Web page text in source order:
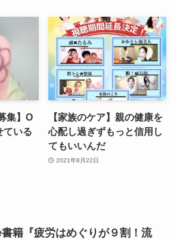
集】O
ている
【家族のケア】親の健康を
心配し過ぎずもっと信用し
てもいいんだ
2021年8月22日
籍『疲労はめぐりが９割！流